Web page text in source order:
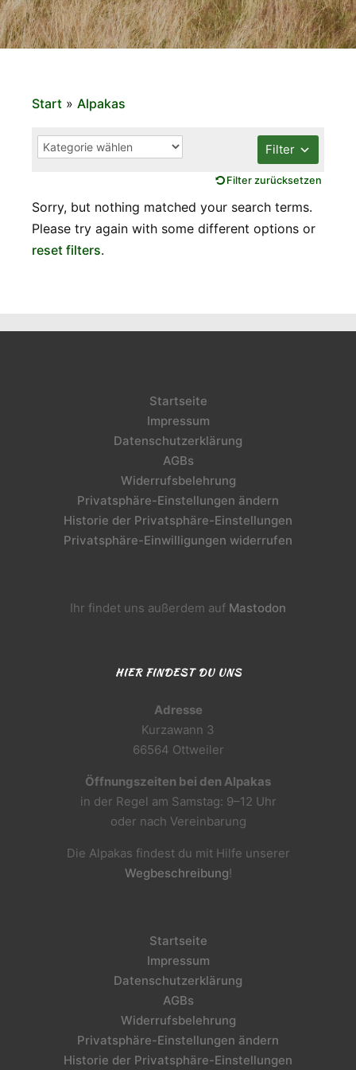
Start » Alpakas
Filter
Filter zurücksetzen
Sorry, but nothing matched your search terms.
Please try again with some different options or
reset filters.
Startseite
Impressum
Datenschutzerklärung
AGBs
Widerrufsbelehrung
Privatsphäre-Einstellungen ändern
Historie der Privatsphäre-Einstellungen
Privatsphäre-Einwilligungen widerrufen
Ihr findet uns außerdem auf Mastodon
HIER FINDEST DU UNS
Adresse
Kurzawann 3
66564 Ottweiler
Öffnungszeiten bei den Alpakas
in der Regel am Samstag: 9–12 Uhr
oder nach Vereinbarung
Die Alpakas findest du mit Hilfe unserer
Wegbeschreibung!
Startseite
Impressum
Datenschutzerklärung
AGBs
Widerrufsbelehrung
Privatsphäre-Einstellungen ändern
Historie der Privatsphäre-Einstellungen